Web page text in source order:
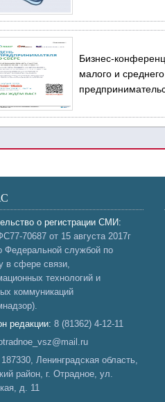
Бизнес-
малого и среднего
о регистрации СМИ:
70687 от 15 августа 2017г
Федеральной службой по
в сфере связи,
технологий и
коммуникаций
редакции: 8 (81362) 4-12-11
187330, Ленинградская область,
район, г. Отрадное, ул.
д. 11